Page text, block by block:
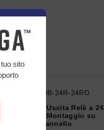
OME-DB-24R-24RD
Scheda di Uscita Relè a 24
Canali - Montaggio su
Pannello
sito